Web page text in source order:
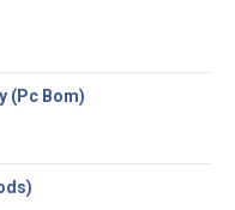
(Pc Bom)